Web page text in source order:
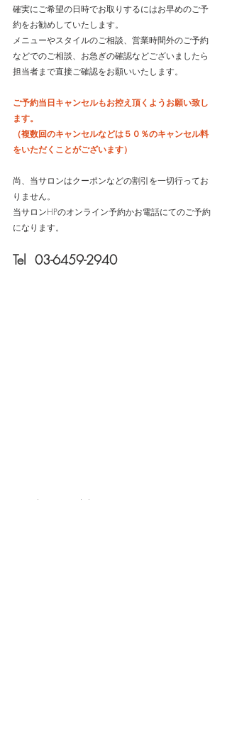
確実にご希望の日時でお取りするにはお早めのご予
約をお勧めしていたします。
メニューやスタイルのご相談、営業時間外のご予約
などでのご相談、お急ぎの確認などございましたら
担当者まで直接ご確認をお願いいたします。
ご予約当日キャンセルもお控え頂くようお願い致し
ます。
（複数回のキャンセルなどは５０％のキャンセル料
をいただくことがございます）
尚、当サロンはクーポンなどの割引を一切行ってお
りません。
当サロンHPのオンライン予約かお電話にてのご予約
になります。
Tel  03-6459-2940
VogLe salon & Workshop